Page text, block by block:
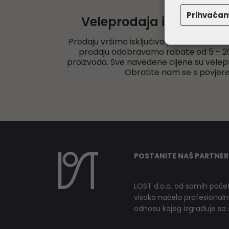
Veleprodaja
Prodaju vršimo isključivo pravnim
prodaju odobravamo rabate od 5 -
proizvoda. Sve navedene cijene su
Obratite nam se s
POSTANITE NAŠ PARTNER
LOST d.o.o. od samih
visoka načela
odnosu kojeg izgrađuje